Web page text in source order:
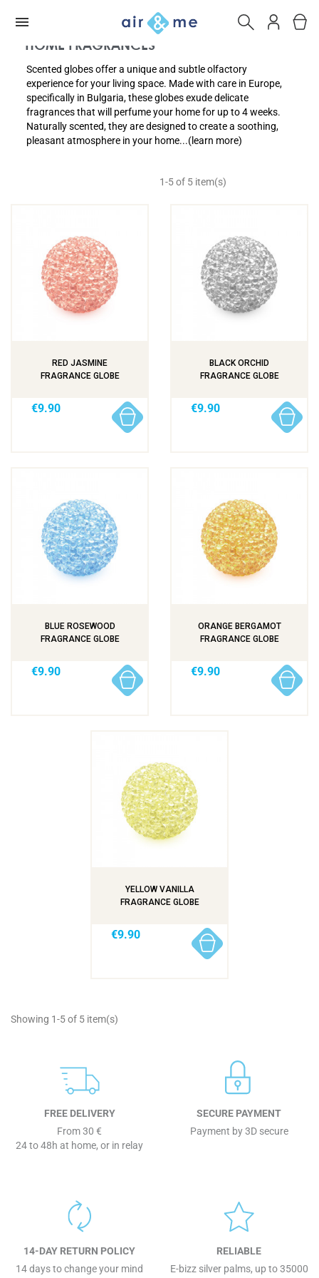
HOME FRAGRANCES
Scented globes offer a unique and subtle olfactory
experience for your living space. Made with care in Europe,
specifically in Bulgaria, these globes exude delicate
fragrances that will perfume your home for up to 4 weeks.
Naturally scented, they are designed to create a soothing,
pleasant atmosphere in your home...(learn more)
1-5 of 5 item(s)
RED JASMINE
FRAGRANCE GLOBE
€9.90
BLACK ORCHID
FRAGRANCE GLOBE
€9.90
BLUE ROSEWOOD
FRAGRANCE GLOBE
€9.90
ORANGE BERGAMOT
FRAGRANCE GLOBE
€9.90
YELLOW VANILLA
FRAGRANCE GLOBE
€9.90
Showing 1-5 of 5 item(s)
FREE DELIVERY
From 30 €
24 to 48h at home, or in relay
SECURE PAYMENT
Payment by 3D secure
14-DAY RETURN POLICY
14 days to change your mind
RELIABLE
E-bizz silver palms, up to 35000